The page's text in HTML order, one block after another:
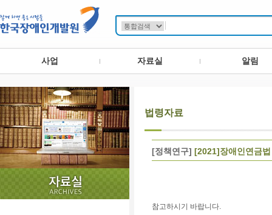
사업 자료실 알림
법령자료
[정책연구] [2021]장애인연금법
참고하시기 바랍니다.